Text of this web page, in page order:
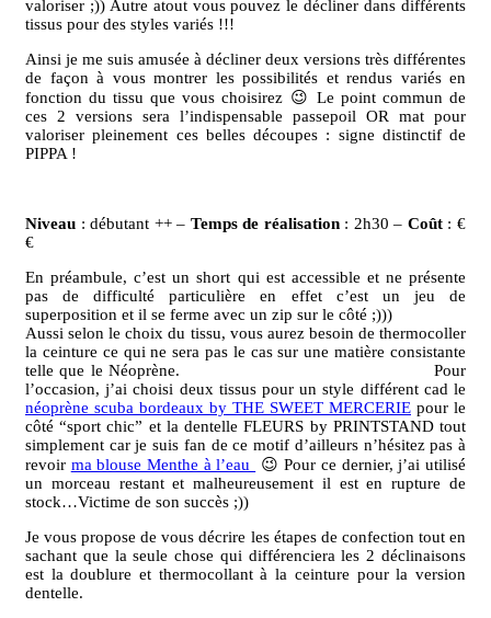
valoriser ;)) Autre atout vous pouvez le décliner dans différents
tissus pour des styles variés !!!
Ainsi je me suis amusée à décliner deux versions très différentes
de façon à vous montrer les possibilités et rendus variés en
fonction du tissu que vous choisirez 😉 Le point commun de
ces 2 versions sera l’indispensable passepoil OR mat pour
valoriser pleinement ces belles découpes : signe distinctif de
PIPPA !
Niveau : débutant ++ – Temps de réalisation: 2h30 – Coût: €
€
En préambule, c’est un short qui est accessible et ne présente
pas de difficulté particulière en effet c’est un jeu de
superposition et il se ferme avec un zip sur le côté ;)))
Aussi selon le choix du tissu, vous aurez besoin de thermocoller
la ceinture ce qui ne sera pas le cas sur une matière consistante
telle que le Néoprène. Pour
l’occasion, j’ai choisi deux tissus pour un style différent cad le
néoprène scuba bordeaux by THE SWEET MERCERIE pour le
côté “sport chic” et la dentelle FLEURS by PRINTSTAND tout
simplement car je suis fan de ce motif d’ailleurs n’hésitez pas à
revoir ma blouse Menthe à l’eau
😉 Pour ce dernier, j’ai utilisé
un morceau restant et malheureusement il est en rupture de
stock…Victime de son succès ;))
Je vous propose de vous décrire les étapes de confection tout en
sachant que la seule chose qui différenciera les 2 déclinaisons
est la doublure et thermocollant à la ceinture pour la version
dentelle.